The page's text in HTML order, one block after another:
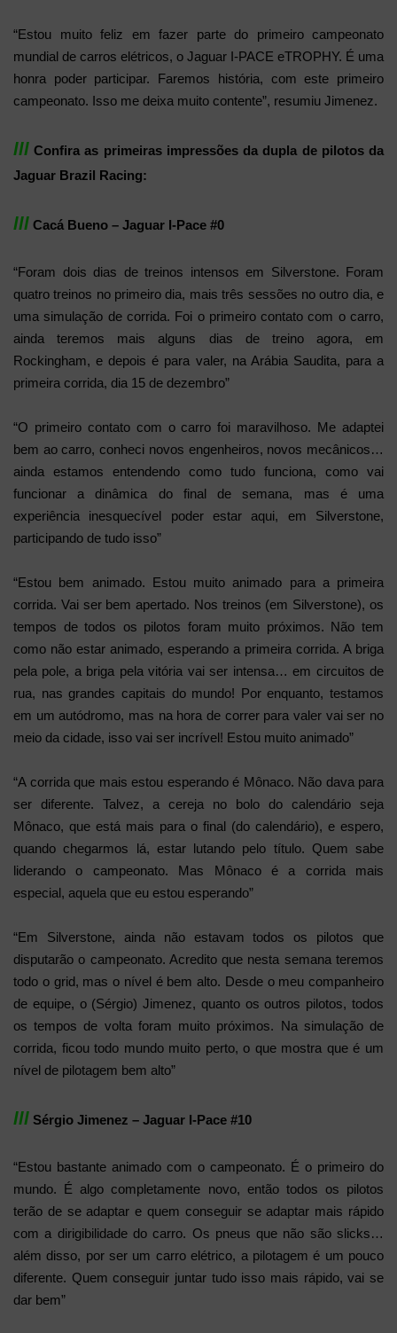
“Estou muito feliz em fazer parte do primeiro campeonato
mundial de carros elétricos, o Jaguar I-PACE eTROPHY. É uma
honra poder participar. Faremos história, com este primeiro
campeonato. Isso me deixa muito contente”, resumiu Jimenez.
lll Confira as primeiras impressões da dupla de pilotos da
Jaguar Brazil Racing:
lll Cacá Bueno – Jaguar I-Pace #0
“Foram dois dias de treinos intensos em Silverstone. Foram
quatro treinos no primeiro dia, mais três sessões no outro dia, e
uma simulação de corrida. Foi o primeiro contato com o carro,
ainda teremos mais alguns dias de treino agora, em
Rockingham, e depois é para valer, na Arábia Saudita, para a
primeira corrida, dia 15 de dezembro”
“O primeiro contato com o carro foi maravilhoso. Me adaptei
bem ao carro, conheci novos engenheiros, novos mecânicos…
ainda estamos entendendo como tudo funciona, como vai
funcionar a dinâmica do final de semana, mas é uma
experiência inesquecível poder estar aqui, em Silverstone,
participando de tudo isso”
“Estou bem animado. Estou muito animado para a primeira
corrida. Vai ser bem apertado. Nos treinos (em Silverstone), os
tempos de todos os pilotos foram muito próximos. Não tem
como não estar animado, esperando a primeira corrida. A briga
pela pole, a briga pela vitória vai ser intensa… em circuitos de
rua, nas grandes capitais do mundo! Por enquanto, testamos
em um autódromo, mas na hora de correr para valer vai ser no
meio da cidade, isso vai ser incrível! Estou muito animado”
“A corrida que mais estou esperando é Mônaco. Não dava para
ser diferente. Talvez, a cereja no bolo do calendário seja
Mônaco, que está mais para o final (do calendário), e espero,
quando chegarmos lá, estar lutando pelo título. Quem sabe
liderando o campeonato. Mas Mônaco é a corrida mais
especial, aquela que eu estou esperando”
“Em Silverstone, ainda não estavam todos os pilotos que
disputarão o campeonato. Acredito que nesta semana teremos
todo o grid, mas o nível é bem alto. Desde o meu companheiro
de equipe, o (Sérgio) Jimenez, quanto os outros pilotos, todos
os tempos de volta foram muito próximos. Na simulação de
corrida, ficou todo mundo muito perto, o que mostra que é um
nível de pilotagem bem alto”
lll Sérgio Jimenez – Jaguar I-Pace #10
“Estou bastante animado com o campeonato. É o primeiro do
mundo. É algo completamente novo, então todos os pilotos
terão de se adaptar e quem conseguir se adaptar mais rápido
com a dirigibilidade do carro. Os pneus que não são slicks…
além disso, por ser um carro elétrico, a pilotagem é um pouco
diferente. Quem conseguir juntar tudo isso mais rápido, vai se
dar bem”